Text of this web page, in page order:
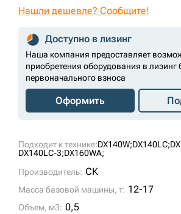
Подходит к технике:DX140W;DX140LC;
DX140LC-3;DX160WA;
Производитель: СК
Масса базовой машины, т: 12-17
Объем, м3: 0,5
Нашли дешевле? Сообщите!
Доступно в лизинг
Наша компания предоставляет
приобретения оборудования в лизинг
первоначального взноса
Оформить